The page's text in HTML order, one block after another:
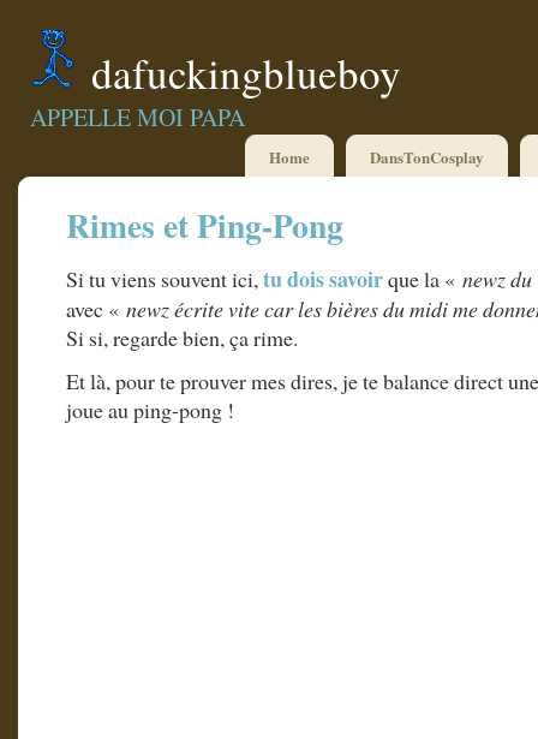
dafuckingblueboy
APPELLE MOI PAPA
Home DansTonCosplay
Rimes et Ping-Pong
Si tu viens souvent ici,tu dois savoirque la « newz
avec « newz écrite vite car les bières du midi me
Si si, regarde bien, ça rime.
Et là, pour te prouver mes dires, je te balance direct
joue au ping-pong !